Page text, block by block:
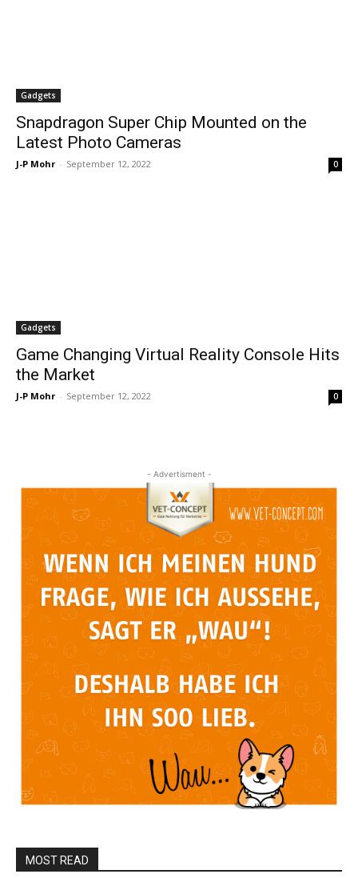
Gadgets
Snapdragon Super Chip Mounted on the
Latest Photo Cameras
J-P Mohr - September 12, 2022 0
Gadgets
Game Changing Virtual Reality Console Hits
the Market
J-P Mohr - September 12, 2022 0
- Advertisment -
MOST READ